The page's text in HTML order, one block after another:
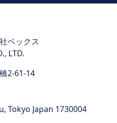
ベックス
LTD.
2-61-14
Tokyo Japan 1730004